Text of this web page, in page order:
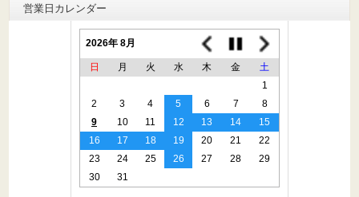
営業日カレンダー
2026年 8月
日 月 火 水 木 金
土
1
2
3 4 5 6 7
8
9
10 11 12 13 14
15
16
17 18 19 20 21
22
23
24 25 26 27 28
29
30
31